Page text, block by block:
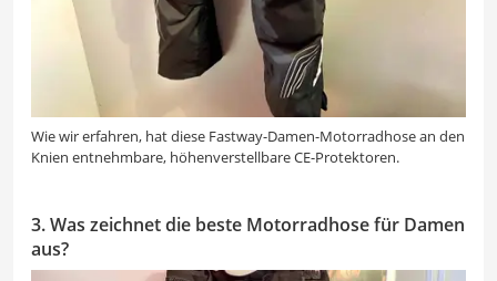
Wie wir erfahren, hat diese Fastway-Damen-Motorradhose an den
Knien entnehmbare, höhenverstellbare CE-Protektoren.
3. Was zeichnet die beste Motorradhose für Damen
aus?